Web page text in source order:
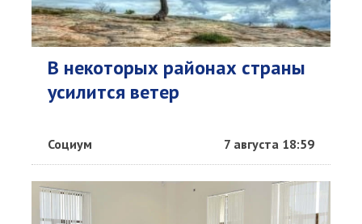
В некоторых районах страны
усилится ветер
Социум 7 августа 18:59